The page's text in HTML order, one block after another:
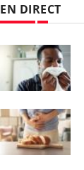
EN DIRECT